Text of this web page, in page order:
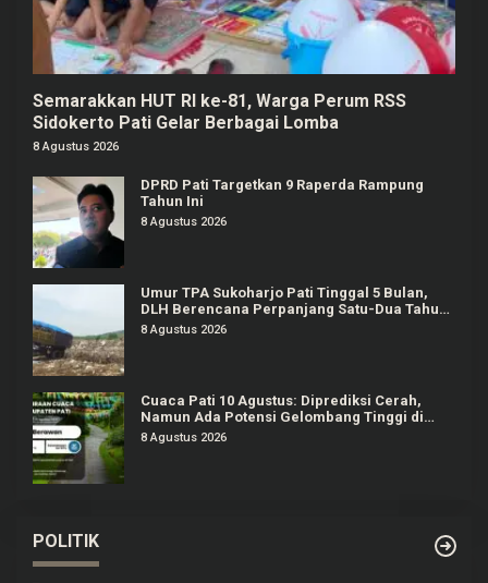
Semarakkan HUT RI ke-81, Warga Perum RSS
Sidokerto Pati Gelar Berbagai Lomba
8 Agustus 2026
DPRD Pati Targetkan 9 Raperda Rampung
Tahun Ini
8 Agustus 2026
Umur TPA Sukoharjo Pati Tinggal 5 Bulan,
DLH Berencana Perpanjang Satu-Dua Tahun
Lagi
8 Agustus 2026
Cuaca Pati 10 Agustus: Diprediksi Cerah,
Namun Ada Potensi Gelombang Tinggi di
Perairan Jateng
8 Agustus 2026
POLITIK